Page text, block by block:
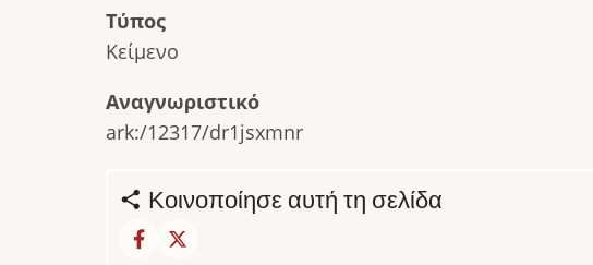
Τύπος
Κείμενο
Αναγνωριστικό
ark:/12317/dr1jsxmnr
Κοινοποίησε αυτή τη σελίδα